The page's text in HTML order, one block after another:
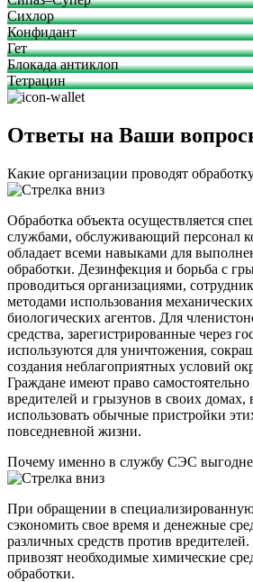
Сихлор
Конфидант
Гет
Блокада антиклоп
Тетрацин
Ответы на Ваши
Какие организации проводят
Обработка объекта осуществляется
службами, обслуживающий персонал
обладает всеми навыками для
обработки. Дезинфекция и борьба с
проводиться организациями,
методами использования
биологических агентов. Для
средства, зарегистрированные через
используются для уничтожения,
создания неблагоприятных условий
Граждане имеют право самостоятельно
вредителей и грызунов в своих домах,
использовать обычные пристройки
повседневной жизни.
Почему именно в службу СЭС
При обращении в
сэкономить свое время и денежные
различных средств против
привозят необходимые химические
обработки.